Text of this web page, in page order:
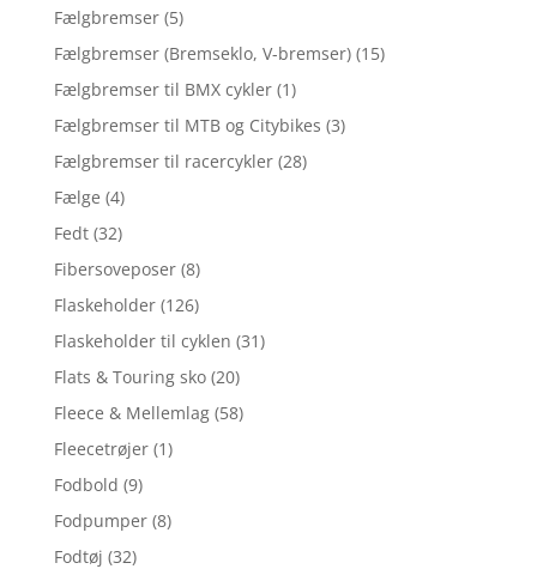
Fælgbremser (5)
Fælgbremser (Bremseklo, V-bremser) (15)
Fælgbremser til BMX cykler (1)
Fælgbremser til MTB og Citybikes (3)
Fælgbremser til racercykler (28)
Fælge (4)
Fedt (32)
Fibersoveposer (8)
Flaskeholder (126)
Flaskeholder til cyklen (31)
Flats & Touring sko (20)
Fleece & Mellemlag (58)
Fleecetrøjer (1)
Fodbold (9)
Fodpumper (8)
Fodtøj (32)